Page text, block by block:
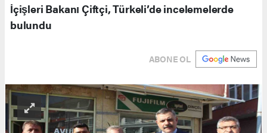
İçişleri Bakanı Çiftçi, Türkeli’de incelemelerde
bulundu
ABONE OL